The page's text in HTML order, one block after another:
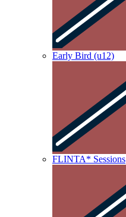
Early Bird (u12)
FLINTA* Sessions